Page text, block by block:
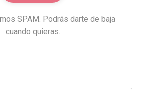
SPAM. Podrás darte de baja
cuando quieras.